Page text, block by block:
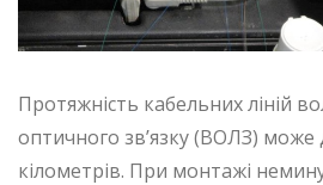
Протяжність кабельних ліній
оптичного зв’язку (ВОЛЗ) може
кілометрів. При монтажі